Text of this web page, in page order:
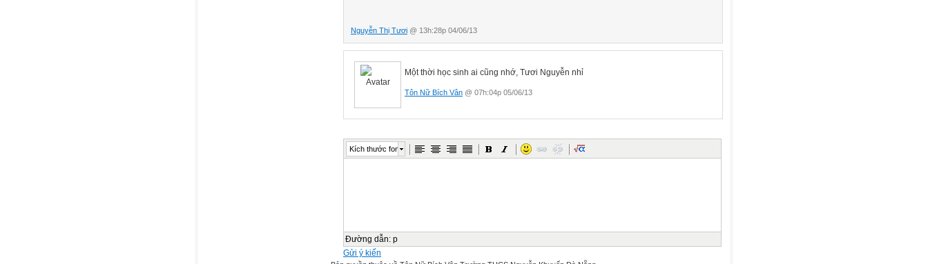
Nguyễn Thị Tươi @ 13h:28p 04/06/13
Một thời học sinh ai cũng nhớ, Tươi Nguyễn nhỉ
Tôn Nữ Bích Vân @ 07h:04p 05/06/13
Kích thước font
Đường dẫn: p
Gửi ý kiến